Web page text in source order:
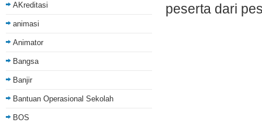
AKreditasi
animasi
Animator
Bangsa
Banjir
Bantuan Operasional Sekolah
BOS
peserta dari